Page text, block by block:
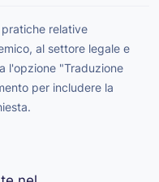
relative
al settore legale e
l'opzione "Traduzione
per includere la